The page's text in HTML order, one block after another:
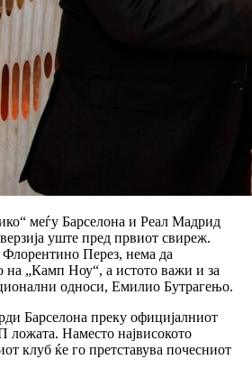
меѓу Барселона и Реал Мадрид
уште пред првиот свиреж.
Флорентино Перез, нема да
на „Камп Ноу“, а истото важи и за
односи, Емилио Бутрагењо.
Барселона преку официјалниот
Наместо највисокото
клуб ќе го претставува почесниот